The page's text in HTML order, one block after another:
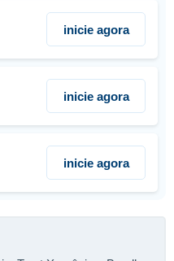
inicie agora
inicie agora
inicie agora